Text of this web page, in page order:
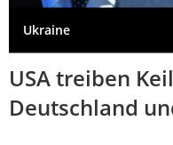
Ukraine
USA treiben
Deutschland